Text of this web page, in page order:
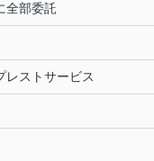
全部委託
レストサービス